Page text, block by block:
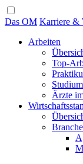
Das OM Karriere &
Arbeiten
Top-
Ärzte